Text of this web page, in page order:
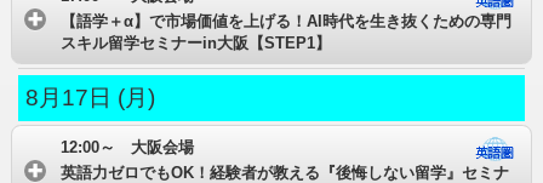
【語学＋α】で市場価値を上げる！AI時代を生き抜くための専門
スキル留学セミナーin大阪【STEP1】
8月17日 (月)
12:00～ 大阪会場
英語力ゼロでもOK！経験者が教える『後悔しない留学』セミナ